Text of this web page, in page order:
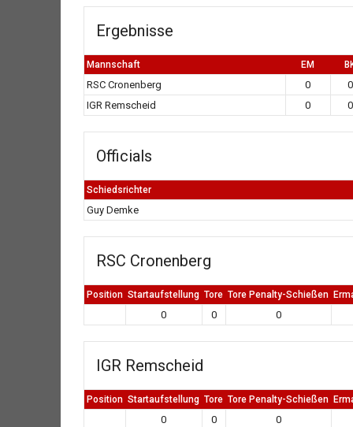
Ergebnisse
Mannschaft EM
RSC Cronenberg 0 0
IGR Remscheid
0 0
Officials
Schiedsrichter
Guy Demke
RSC Cronenberg
Position Startaufstellung Tore Tore Penalty-Schießen
0 0 0
IGR Remscheid
Position Startaufstellung Tore Tore Penalty-Schießen
0 0 0